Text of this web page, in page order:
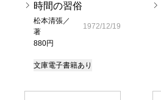
時間の習俗
松本清張／
著
880円
1972/12/19
文庫電子書籍あり